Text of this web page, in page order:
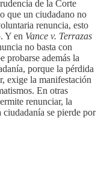
de la Corte
que un ciudadano no
renuncia, esto
Y en Vance v. Terrazas
no basta con
probarse además la
porque la pérdida
exige la manifestación
En otras
renunciar, la
se pierde por